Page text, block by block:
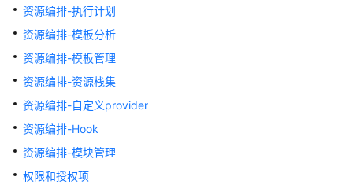
品
介
绍
用
户
指
南
模
资源编排-执行计划
资源编排-模板分析
资源编排-模板管理
资源编排-资源栈集
资源编排-自定义provider
资源编排-Hook
资源编排-模块管理
权限和授权项